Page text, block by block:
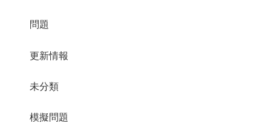
問題
更新情報
未分類
模擬問題